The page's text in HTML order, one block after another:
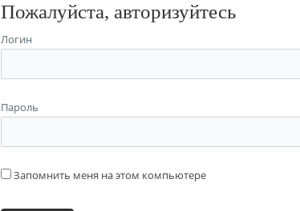
Пожалуйста, авторизуйтесь
Логин
Пароль
Запомнить меня на этом компьютере